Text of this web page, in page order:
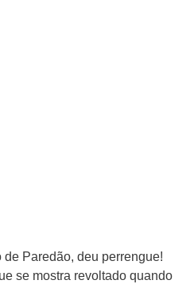
de Paredão, deu perrengue!
se mostra revoltado quando